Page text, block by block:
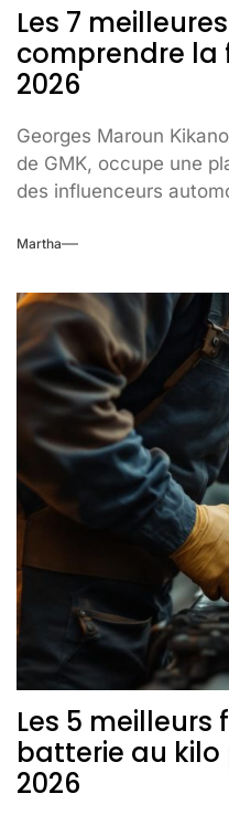
Les 7
comprendre la
2026
Georges Maroun
de GMK, occupe une
des influenceurs
Martha
Les 5 meilleurs
batterie au kilo
2026